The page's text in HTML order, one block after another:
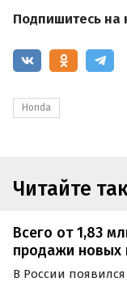
Подпишитесь на
Honda
Читайте
Всего от 1,83
продажи новых
В России